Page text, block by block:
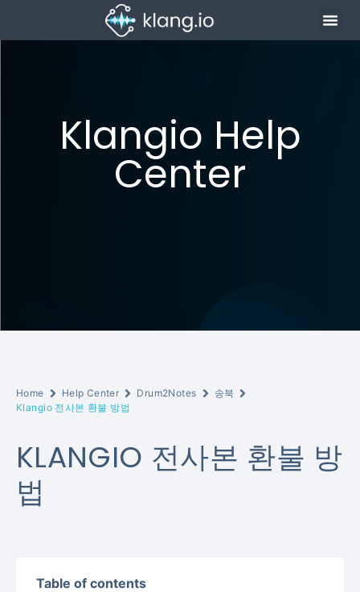
Klangio Help
Center
Home Help Center Drum2Notes
송북
Klangio 전사본 환불 방법
KLANGIO 전사본 환불 방
법
Table of contents